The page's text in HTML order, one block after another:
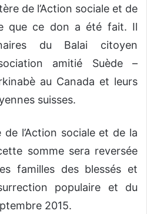
de l’Action sociale et de
que ce don a été fait. Il
du Balai citoyen
amitié Suède –
au Canada et leurs
suisses.
l’Action sociale et de la
somme sera reversée
familles des blessés et
populaire et du
2015.